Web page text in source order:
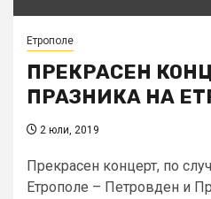
Етрополе
ПРЕКРАСЕН
ПРАЗНИКА НА
2 юли, 2019
Прекрасен концерт, по
Етрополе – Петровден и